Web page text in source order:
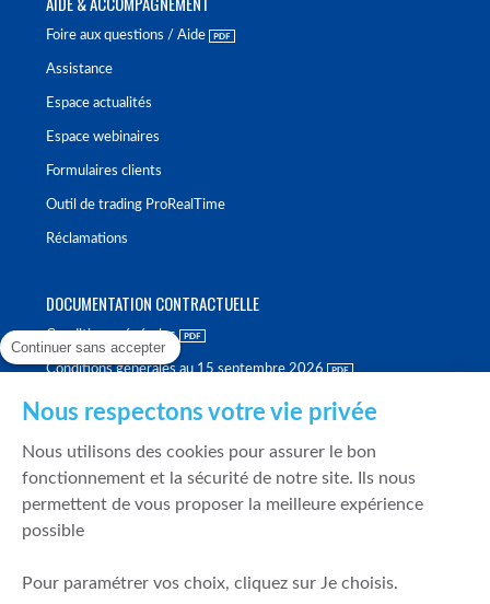
Foire aux questions / Aide
Assistance
Espace actualités
Espace webinaires
Formulaires clients
Outil de trading ProRealTime
Réclamations
DOCUMENTATION CONTRACTUELLE
Conditions générales
Conditions générales au 15 septembre 2026
Politique de meilleure sélection
Politique de durabilité
Fonds de garantie des dépôts et de résolution
Continuer sans accepter
Nous respectons votre vie privée
Nous utilisons des cookies pour assurer le bon
fonctionnement et la sécurité de notre site. Ils nous
permettent de vous proposer la meilleure expérience
possible
Pour paramétrer vos choix, cliquez sur Je choisis.